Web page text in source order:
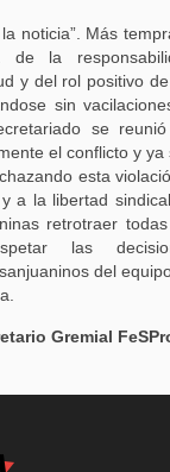
noticia”. Más
de la
y del rol positivo
sin
se
el conflicto y ya
esta
a la libertad
retrotraer
las
del
Gremial